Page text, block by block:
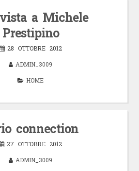
a Michele
Prestipino
28 OTTOBRE 2012
ADMIN_3009
HOME
connection
27 OTTOBRE 2012
ADMIN_3009